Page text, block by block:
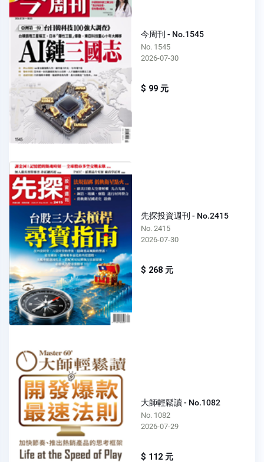
今周刊 - No.1545
No. 1545
2026-07-30
$ 99 元
先探投資週刊 - No.2415
No. 2415
2026-07-30
$ 268 元
大師輕鬆讀 - No.1082
No. 1082
2026-07-29
$ 112 元